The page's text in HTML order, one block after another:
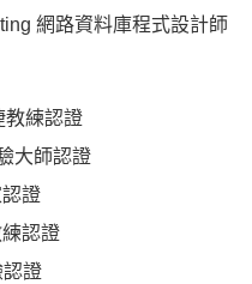
網路資料庫程式設計師
教練認證
大師認證
證
認證
認證